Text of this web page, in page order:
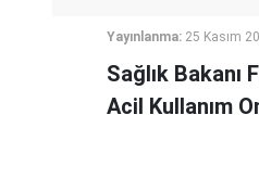
Yayınlanma: 25 Kasım
Sağlık Bakanı
Acil Kullanım